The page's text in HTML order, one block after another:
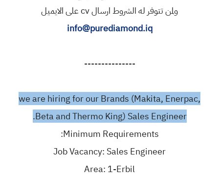
ولمن تتوفر له الشروط ارسال cv على الايميل
info@purediamond.iq
---------------
we are hiring for our Brands (Makita, Enerpac,
Beta and Thermo King) Sales Engineer.
Minimum Requirements:
Job Vacancy: Sales Engineer
Area: 1-Erbil